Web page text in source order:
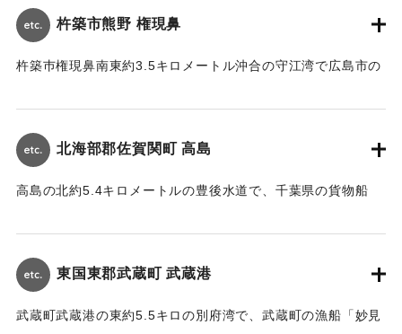
突、菱恵丸は間もなく沈没した。菱恵丸の2人は救助されたが
1人は死亡、5人は行方不明。現場は濃霧で視界30メートルと
杵築市熊野 権現鼻
杵築巿権現鼻南東約3.5キロメートル沖合の守江湾で広島市の
と大分市の砂利採取運搬船「大共丸」（198トン、4人乗組
み）が衝突した。カーフェリーは窓ガラスの一部が割れ、大
共丸も船首部分を損傷。乗員、乗客とも無事。同海上は霧が
北海部郡佐賀関町 高島
高島の北約5.4キロメートルの豊後水道で、千葉県の貨物船
101サムヤン号」（388トン、10人乗組み）が衝突した。竜丸
は船首が約20センチメートルへこんだだけでけが人はなかっ
たが、サムヤン号は間もなく沈没した。乗組員10名は救命ボ
った。
東国東郡武蔵町 武蔵港
武蔵町武蔵港の東約5.5キロの別府湾で、武蔵町の漁船「妙見